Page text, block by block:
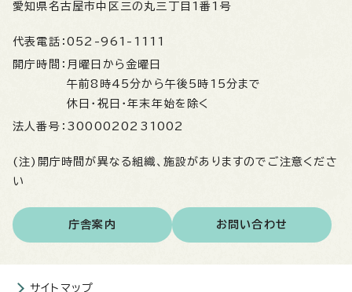
愛知県名古屋市中区三の丸三丁目1番1号
代表電話： 052-961-1111
開庁時間： 月曜日から金曜日
午前8時45分から午後5時15分まで
休日・祝日・年末年始を除く
法人番号： 3000020231002
(注)開庁時間が異なる組織、施設がありますのでご注意くださ
い
庁舎案内 お問い合わせ
サイトマップ